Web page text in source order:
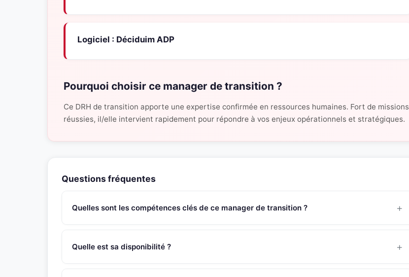
Logiciel : Déciduim ADP
Pourquoi choisir ce manager de transition ?
Ce DRH de transition apporte une expertise confirmée en ressources humaines. Fort de missions
réussies, il/elle intervient rapidement pour répondre à vos enjeux opérationnels et stratégiques.
Questions fréquentes
Quelles sont les compétences clés de ce manager de transition ?
elaboration de plan de formation et suivi, supervision des paies, suivi et application de PSE, management
Quelle est sa disponibilité ?